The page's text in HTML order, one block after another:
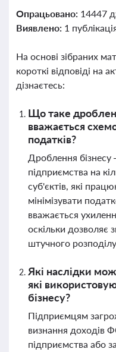
Опрацьовано: 14447
Виявлено: 1
На основі зібраних
короткі відповіді на
дізнаєтесь:
Що таке
вважається
податків?
Дроблення
підприємства на
суб'єктів, які
мінімізувати
вважається
оскільки дозволяє
штучного
Які наслідки
які
бізнесу?
Підприємцям
визнання доходів
підприємства або